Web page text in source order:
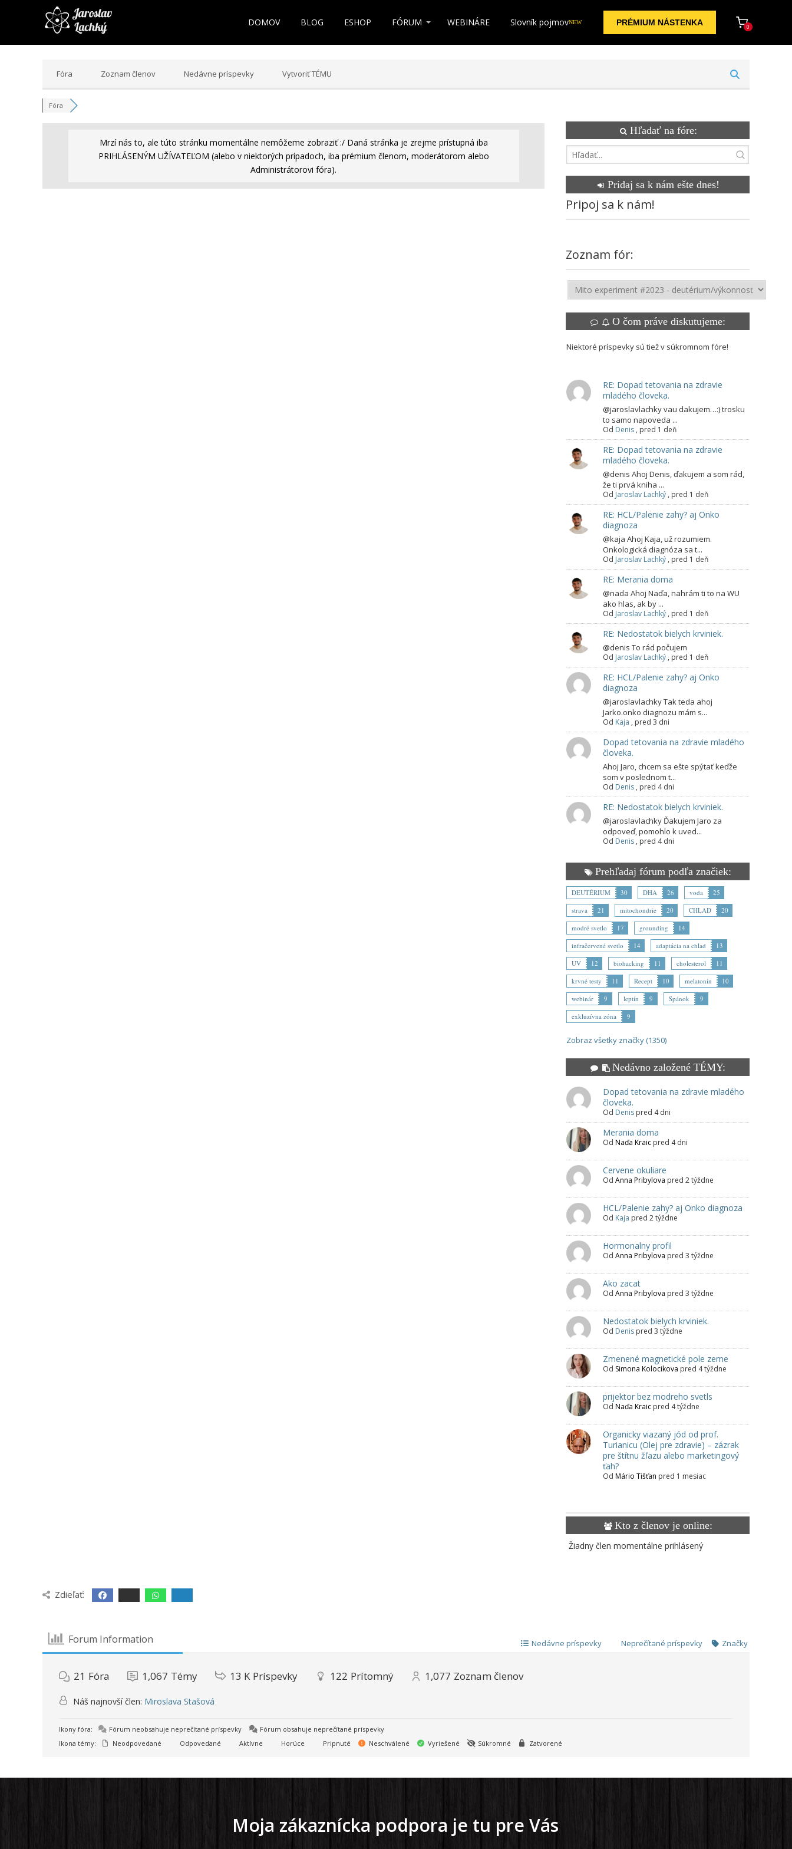
DOMOV BLOG ESHOP FÓRUM WEBINÁRE Slovník pojmovNEW PRÉMIUM NÁSTENKA 0
Fóra Zoznam členov Nedávne príspevky Vytvoriť TÉMU
Fóra
Mrzí nás to, ale túto stránku momentálne nemôžeme zobraziť :/ Daná stránka je zrejme prístupná iba
PRIHLÁSENÝM UŽÍVATEĽOM (alebo v niektorých prípadoch, iba prémium členom, moderátorom alebo
Administrátorovi fóra).
Hľadať na fóre:
Pridaj sa k nám ešte dnes!
Pripoj sa k nám!
Zoznam fór:
O čom práve diskutujeme:
Niektoré príspevky sú tiež v súkromnom fóre!
RE: Dopad tetovania na zdravie
mladého človeka.
@jaroslavlachky vau dakujem…:) trosku
to samo napoveda ...
Od Denis , pred 1 deň
RE: Dopad tetovania na zdravie
mladého človeka.
@denis Ahoj Denis, ďakujem a som rád,
že ti prvá kniha ...
Od Jaroslav Lachký , pred 1 deň
RE: HCL/Palenie zahy? aj Onko
diagnoza
@kaja Ahoj Kaja, už rozumiem.
Onkologická diagnóza sa t...
Od Jaroslav Lachký , pred 1 deň
RE: Merania doma
@nada Ahoj Naďa, nahrám ti to na WU
ako hlas, ak by ...
Od Jaroslav Lachký , pred 1 deň
RE: Nedostatok bielych krviniek.
@denis To rád počujem
Od Jaroslav Lachký , pred 1 deň
RE: HCL/Palenie zahy? aj Onko
diagnoza
@jaroslavlachky Tak teda ahoj
Jarko.onko diagnozu mám s...
Od Kaja , pred 3 dni
Dopad tetovania na zdravie mladého
človeka.
Ahoj Jaro, chcem sa ešte spýtať keďže
som v poslednom t...
Od Denis , pred 4 dni
RE: Nedostatok bielych krviniek.
@jaroslavlachky Ďakujem Jaro za
odpoveď, pomohlo k uved...
Od Denis , pred 4 dni
Prehľadaj fórum podľa značiek:
DEUTÉRIUM 30 DHA 26 voda
25
strava
21 mitochondrie 20 CHLAD
20
modré svetlo
17 grounding
14
infračervené svetlo
14 adaptácia na chlad
13
UV
12 biohacking 11 cholesterol
11
krvné testy
11 Recept 10 melatonín
10
webinár
9 leptín 9 Spánok
9
exkluzívna zóna
9
Zobraz všetky značky (1350)
Nedávno založené TÉMY:
Dopad tetovania na zdravie mladého
človeka.
Od Denis pred 4 dni
Merania doma
Od Naďa Kraic pred 4 dni
Cervene okuliare
Od Anna Pribylova pred 2 týždne
HCL/Palenie zahy? aj Onko diagnoza
Od Kaja pred 2 týždne
Hormonalny profil
Od Anna Pribylova pred 3 týždne
Ako zacat
Od Anna Pribylova pred 3 týždne
Nedostatok bielych krviniek.
Od Denis pred 3 týždne
Zmenené magnetické pole zeme
Od Simona Kolocikova pred 4 týždne
prijektor bez modreho svetls
Od Naďa Kraic pred 4 týždne
Organicky viazaný jód od prof.
Turianicu (Olej pre zdravie) – zázrak
pre štítnu žľazu alebo marketingový
ťah?
Od Mário Tišťan pred 1 mesiac
Kto z členov je online:
Žiadny člen momentálne prihlásený
Zdieľať:
Forum Information Nedávne príspevky Neprečítané príspevky Značky
21 Fóra 1,067 Témy 13 K Príspevky 122 Prítomný 1,077 Zoznam členov
Náš najnovší člen: Miroslava Stašová
Ikony fóra: Fórum neobsahuje neprečítané príspevky
Fórum obsahuje neprečítané príspevky
Ikona témy:
Neodpovedané Odpovedané Aktívne Horúce Pripnuté Neschválené Vyriešené Súkromné Zatvorené
Moja zákaznícka podpora je tu pre Vás